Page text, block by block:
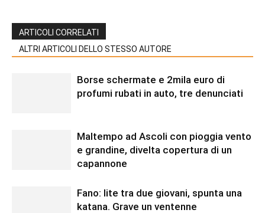
ARTICOLI CORRELATI
ALTRI ARTICOLI DELLO STESSO AUTORE
Borse schermate e 2mila euro di
profumi rubati in auto, tre denunciati
Maltempo ad Ascoli con pioggia vento
e grandine, divelta copertura di un
capannone
Fano: lite tra due giovani, spunta una
katana. Grave un ventenne